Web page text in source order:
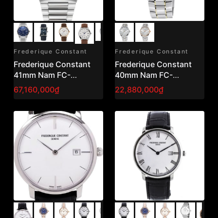
Frederique Constant
Frederique Constant
41mm Nam FC-
303N4NH6B
67,160,000₫
Frederique Constant
Frederique Constant
40mm Nam FC-
230SS5B3B
22,880,000₫